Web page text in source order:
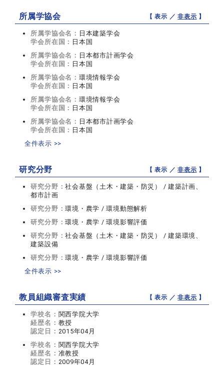
所属学協会 【 表示 ／非表示 】
所属学協会名： 日本建築学会
学会所在国： 日本国
所属学協会名： 日本都市計画学会
学会所在国： 日本国
所属学協会名： 環境情報学会
学会所在国： 日本国
所属学協会名： 環境情報学会
学会所在国： 日本国
所属学協会名： 日本都市計画学会
学会所在国： 日本国
全件表示 >>
研究分野 【 表示 ／非表示 】
研究分野：社会基盤（土木・建築・防災） / 建築計画、
都市計画
研究分野：環境・農学 / 環境動態解析
研究分野：環境・農学 / 環境影響評価
研究分野：社会基盤（土木・建築・防災） / 建築環境、
建築設備
研究分野：環境・農学 / 環境影響評価
全件表示 >>
教員組織審査実績 【 表示 ／非表示 】
学校名： 関西学院大学
経歴名： 教授
認定日： 2015年04月
学校名： 関西学院大学
経歴名： 准教授
認定日： 2009年04月